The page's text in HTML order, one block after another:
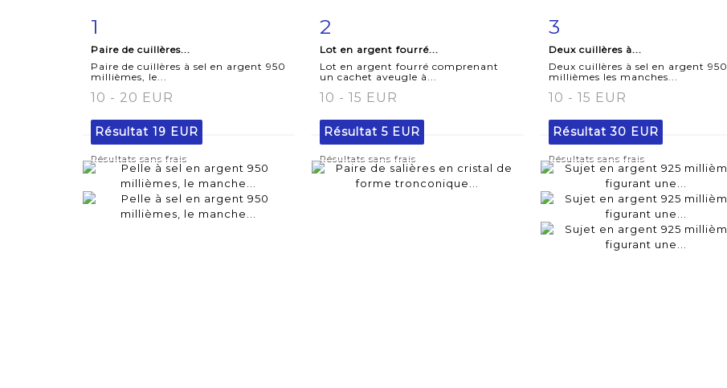
1
Paire de cuillères...
Paire de cuillères à sel en argent 950
millièmes, le...
10 - 20 EUR
Résultat 19 EUR
Résultats sans frais
détaillée
2
Lot en argent fourré...
Lot en argent fourré comprenant
un cachet aveugle à...
10 - 15 EUR
Résultat 5 EUR
Résultats sans frais
3
Deux cuillères à...
Deux cuillères à sel en argent 950
millièmes les manches...
10 - 15 EUR
Résultat30 EUR
Résultats sans frais